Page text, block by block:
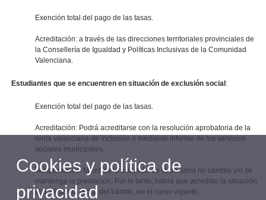
Exención total del pago de las tasas.
Acreditación: a través de las direcciones territoriales provinciales de
la Consellería de Igualdad y Políticas Inclusivas de la Comunidad
Valenciana.
Estudiantes que se encuentren en situación de exclusión social :
Exención total del pago de las tasas.
Acreditación: Podrá acreditarse con la resolución aprobatoria de la
renta valenciana de inclusión o mediante informe de los servicios
sociales municipales.
Temporalidad: Mientras la situación de la persona no cambio y/o se
mantenga la prestación. Por lo tanto, habrá que acreditar la situación
actualiza a la fecha del trámite, en el curso vigente.
Cookies y política de
privacidad